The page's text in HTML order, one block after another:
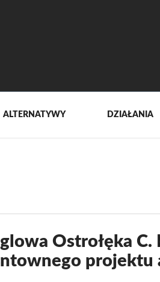
ALTERNATYWY DZIAŁANIA
Ostrołęka C.
projektu